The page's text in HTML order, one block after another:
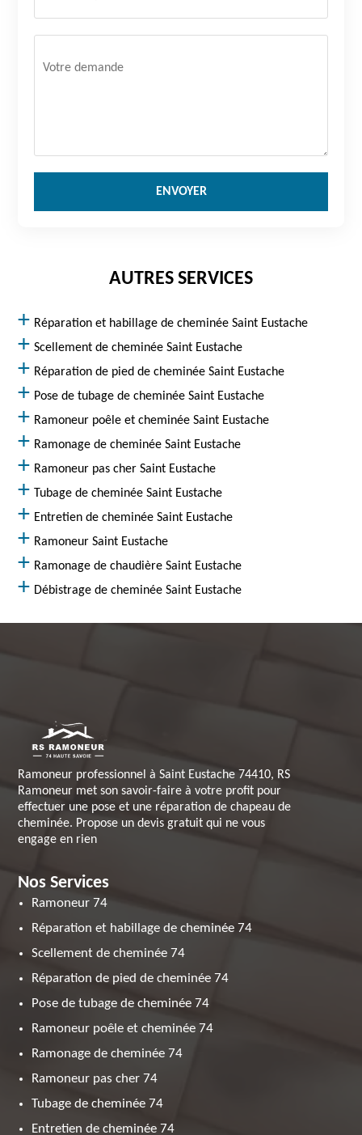
AUTRES SERVICES
Réparation et habillage de cheminée Saint Eustache
Scellement de cheminée Saint Eustache
Réparation de pied de cheminée Saint Eustache
Pose de tubage de cheminée Saint Eustache
Ramoneur poêle et cheminée Saint Eustache
Ramonage de cheminée Saint Eustache
Ramoneur pas cher Saint Eustache
Tubage de cheminée Saint Eustache
Entretien de cheminée Saint Eustache
Ramoneur Saint Eustache
Ramonage de chaudière Saint Eustache
Débistrage de cheminée Saint Eustache
Ramoneur professionnel à Saint Eustache 74410, RS
Ramoneur met son savoir-faire à votre profit pour
effectuer une pose et une réparation de chapeau de
cheminée. Propose un devis gratuit qui ne vous
engage en rien
Nos Services
Ramoneur 74
Réparation et habillage de cheminée 74
Scellement de cheminée 74
Réparation de pied de cheminée 74
Pose de tubage de cheminée 74
Ramoneur poêle et cheminée 74
Ramonage de cheminée 74
Ramoneur pas cher 74
Tubage de cheminée 74
Entretien de cheminée 74